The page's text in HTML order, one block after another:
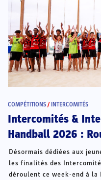
COMPÉTITIONS / INTERCOMITÉS
Intercomités &
Handball 2026 :
Désormais dédiées aux
les finalités des
déroulent ce week-end à la